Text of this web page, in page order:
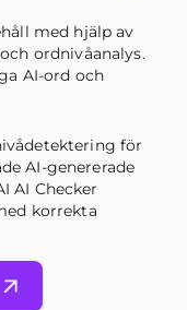
med hjälp av
ordnivåanalys.
AI-ord och
för
AI-genererade
AI Checker
korrekta